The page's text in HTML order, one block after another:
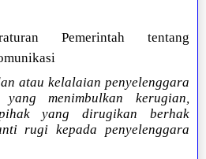
Pemerintah tentang
atau kelalaian penyelenggara
yang menimbulkan kerugian,
yang dirugikan berhak
rugi kepada penyelenggara